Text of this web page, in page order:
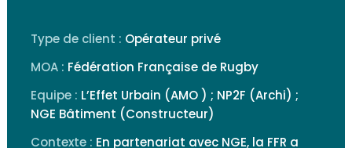
Type de client : Opérateur privé
MOA : Fédération Française de Rugby
Equipe : L’Effet Urbain (AMO ) ; NP2F (Archi) ;
NGE Bâtiment (Constructeur)
Contexte : En partenariat avec NGE, la FFR a